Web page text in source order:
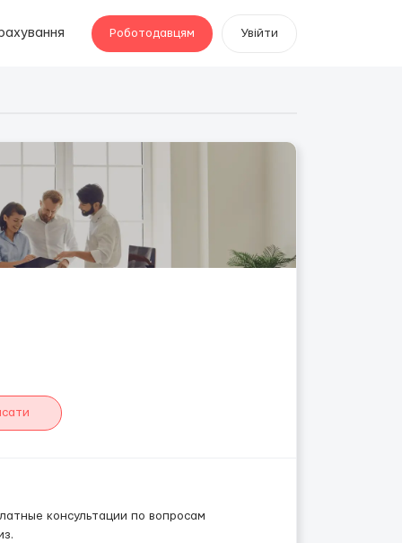
Роботодавцям Увійти
консультации по вопросам